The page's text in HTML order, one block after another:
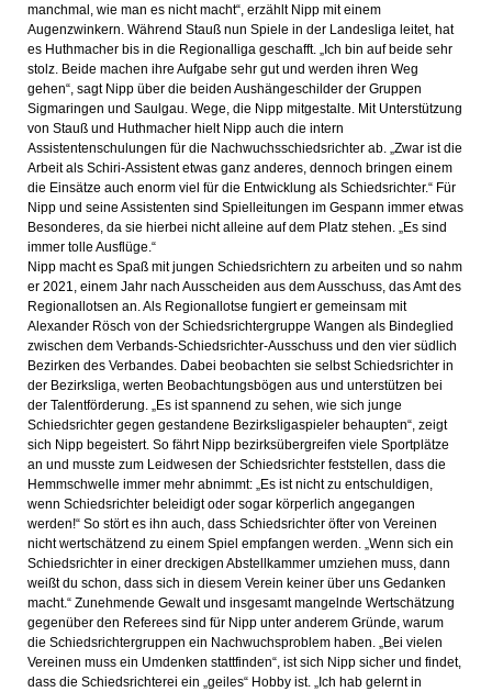
manchmal, wie man es nicht macht“, erzählt Nipp mit einem
Augenzwinkern. Während Stauß nun Spiele in der Landesliga leitet, hat
es Huthmacher bis in die Regionalliga geschafft. „Ich bin auf beide sehr
stolz. Beide machen ihre Aufgabe sehr gut und werden ihren Weg
gehen“, sagt Nipp über die beiden Aushängeschilder der Gruppen
Sigmaringen und Saulgau. Wege, die Nipp mitgestalte. Mit Unterstützung
von Stauß und Huthmacher hielt Nipp auch die intern
Assistentenschulungen für die Nachwuchsschiedsrichter ab. „Zwar ist die
Arbeit als Schiri-Assistent etwas ganz anderes, dennoch bringen einem
die Einsätze auch enorm viel für die Entwicklung als Schiedsrichter.“ Für
Nipp und seine Assistenten sind Spielleitungen im Gespann immer etwas
Besonderes, da sie hierbei nicht alleine auf dem Platz stehen. „Es sind
immer tolle Ausflüge.“
Nipp macht es Spaß mit jungen Schiedsrichtern zu arbeiten und so nahm
er 2021, einem Jahr nach Ausscheiden aus dem Ausschuss, das Amt des
Regionallotsen an. Als Regionallotse fungiert er gemeinsam mit
Alexander Rösch von der Schiedsrichtergruppe Wangen als Bindeglied
zwischen dem Verbands-Schiedsrichter-Ausschuss und den vier südlich
Bezirken des Verbandes. Dabei beobachten sie selbst Schiedsrichter in
der Bezirksliga, werten Beobachtungsbögen aus und unterstützen bei
der Talentförderung. „Es ist spannend zu sehen, wie sich junge
Schiedsrichter gegen gestandene Bezirksligaspieler behaupten“, zeigt
sich Nipp begeistert. So fährt Nipp bezirksübergreifen viele Sportplätze
an und musste zum Leidwesen der Schiedsrichter feststellen, dass die
Hemmschwelle immer mehr abnimmt: „Es ist nicht zu entschuldigen,
wenn Schiedsrichter beleidigt oder sogar körperlich angegangen
werden!“ So stört es ihn auch, dass Schiedsrichter öfter von Vereinen
nicht wertschätzend zu einem Spiel empfangen werden. „Wenn sich ein
Schiedsrichter in einer dreckigen Abstellkammer umziehen muss, dann
weißt du schon, dass sich in diesem Verein keiner über uns Gedanken
macht.“ Zunehmende Gewalt und insgesamt mangelnde Wertschätzung
gegenüber den Referees sind für Nipp unter anderem Gründe, warum
die Schiedsrichtergruppen ein Nachwuchsproblem haben. „Bei vielen
Vereinen muss ein Umdenken stattfinden“, ist sich Nipp sicher und findet,
dass die Schiedsrichterei ein „geiles“ Hobby ist. „Ich hab gelernt in